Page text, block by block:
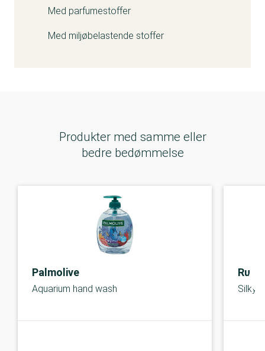
Med parfumestoffer
Med miljøbelastende stoffer
Produkter med samme eller
bedre bedømmelse
Palmolive
Aquarium hand wash Silky